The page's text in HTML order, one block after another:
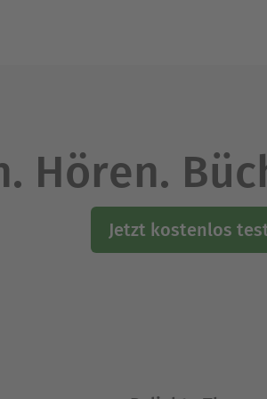
Hören.
Jetzt kostenlos